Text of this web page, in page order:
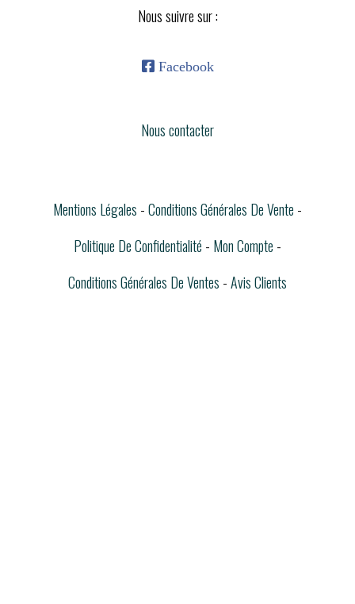
Nous suivre sur :
 Facebook
Nous contacter
Mentions Légales Conditions Générales De Vente
Politique De Confidentialité
Mon Compte
Conditions Générales De Ventes Avis Clients